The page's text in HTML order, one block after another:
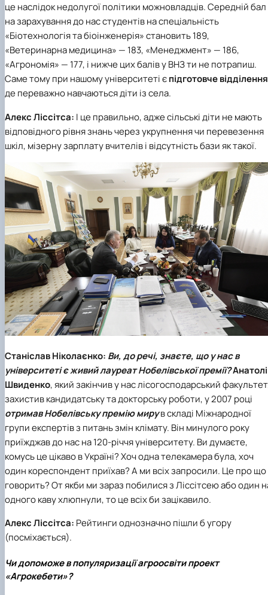
це наслідок недолугої політики можновладців. Середній бал
на зарахування до нас студентів наспеціальність
«Біотехнологія та біоінженерія»становить 189,
«Ветеринарна медицина» — 183, «Менеджмент» — 186,
«Агрономія» — 177, і нижче цих балів у ВНЗ ти не потрапиш.
Саме тому при нашому університеті єпідготовче відділення
де переважно навчаються діти із села.
Алекс Ліссітса: І це правильно, адже сільські діти не мають
відповідного рівня знань через укрупнення чи перевезення
шкіл, мізерну зарплату вчителів і відсутність бази як такої.
Станіслав Ніколаєнко: Ви, до речі, знаєте, що у нас в
університеті є живий лауреат Нобелівської премії?
Швиденко, який закінчив у нас лісогосподарський
захистив кандидатську та докторську роботи, у 2007 році
отримавНобелівську премію мирув складі Міжнародної
групи експертів з питань змін клімату. Він минулого року
приїжджав до нас на 120-річчя університету. Ви думаєте,
комусь це цікаво в Україні? Хоч одна телекамера була, хоч
один кореспондент приїхав? А ми всіх запросили. Це про що
говорить? От якби ми зараз побилися з Ліссітсею або один
одного каву хлюпнули, то це всіх би зацікавило.
Алекс Ліссітса: Рейтинги однозначно пішли б угору
(посміхається).
Чи допоможе в популяризації агроосвіти проект
«Агрокебети»?